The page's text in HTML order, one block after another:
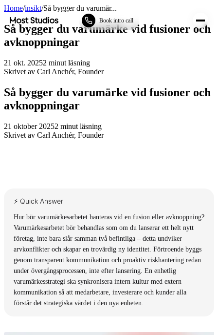
Most Studios Book intro call
Home/insikt/Så bygger du varumär...
Så bygger du varumärke vid fusioner och
avknoppningar
21 okt. 20252 minut läsning
Skrivet av Carl Anchér, Founder
Så bygger du varumärke vid fusioner och
avknoppningar
21 oktober 20252 minut läsning
Skrivet av Carl Anchér, Founder
⚡ Quick Answer
Hur bör varumärkesarbetet hanteras vid en fusion eller avknoppning?
Varumärkesarbetet bör behandlas som om du lanserar ett helt nytt
företag, inte bara slår samman två befintliga – detta undviker
arvkonflikter och skapar en trovärdig ny identitet. Förtroende byggs
genom transparent kommunikation och proaktiv riskhantering redan
under övergångsprocessen, inte efter lansering. En enhetlig
varumärkesstrategi ska synkronisera intern kultur med extern
kommunikation så att medarbetare, investerare och kunder alla
förstår det strategiska värdet i den nya enheten.